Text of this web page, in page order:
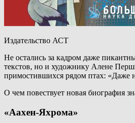
Издательство АСТ
Не остались за кадром даже
текстов, но и художнику Алене
примостившихся рядом птах: «Даже
О чем повествует новая биография
«Аахен-Яхрома»